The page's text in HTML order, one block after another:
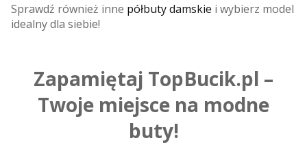
Sprawdź również inne półbuty damskie i wybierz model
idealny dla siebie!
Zapamiętaj TopBucik.pl –
Twoje miejsce na modne
buty!